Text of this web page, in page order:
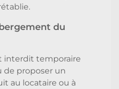
du
interdit temporaire
de proposer un
au locataire ou à